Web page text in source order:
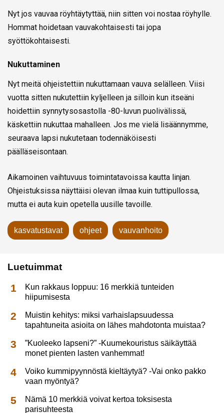
Nyt jos vauvaa röyhtäytyttää, niin sitten voi nostaa röyhylle.
Hommat hoidetaan vauvakohtaisesti tai jopa
syöttökohtaisesti.
Nukuttaminen
Nyt meitä ohjeistettiin nukuttamaan vauva selälleen. Viisi
vuotta sitten nukutettiin kyljelleen ja silloin kun itseäni
hoidettiin synnytysosastolla -80-luvun puolivälissä,
käskettiin nukuttaa mahalleen. Jos me vielä lisäännymme,
seuraava lapsi nukutetaan todennäköisesti
päälläseisontaan.
Aikamoinen vaihtuvuus toimintatavoissa kautta linjan.
Ohjeistuksissa näyttäisi olevan ilmaa kuin tuttipullossa,
mutta ei auta kuin opetella uusille tavoille.
kasvatustavat ohjeet vauvanhoito
Luetuimmat
Kun rakkaus loppuu: 16 merkkiä tunteiden
hiipumisesta
Muistin kehitys: miksi varhaislapsuudessa
tapahtuneita asioita on lähes mahdotonta muistaa?
”Kuoleeko lapseni?” -Kuumekouristus säikäyttää
monet pienten lasten vanhemmat!
Voiko kummipyynnöstä kieltäytyä? -Vai onko pakko
vaan myöntyä?
Nämä 10 merkkiä voivat kertoa toksisesta
parisuhteesta